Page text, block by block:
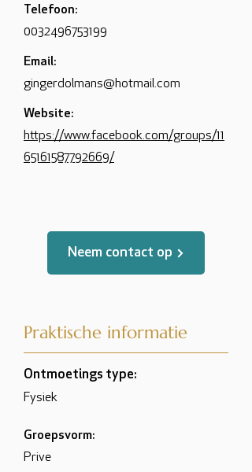
Telefoon:
0032496753199
Email:
gingerdolmans@hotmail.com
Website:
https://www.facebook.com/groups/11
65161587792669/
Neem contact op
Praktische informatie
Ontmoetings type:
Fysiek
Groepsvorm:
Prive